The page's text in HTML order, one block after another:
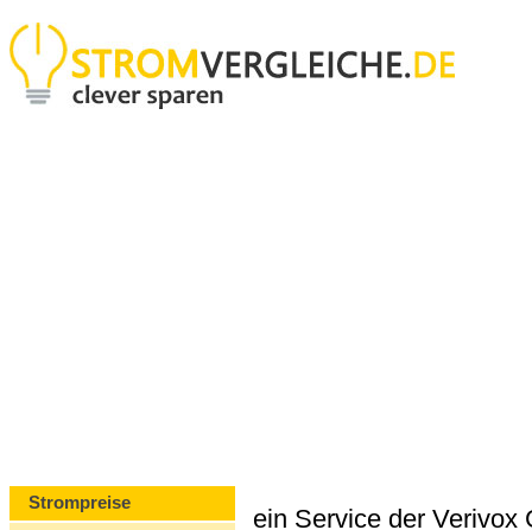
ein Service der Verivox
Strompreise